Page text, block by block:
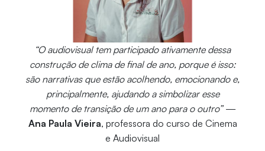
“O audiovisual tem participado ativamente dessa
construção de clima de final de ano, porque é isso:
são narrativas que estão acolhendo, emocionando e,
principalmente, ajudando a simbolizar esse
momento de transição de um ano para o outro”—
Ana Paula Vieira, professora do curso de Cinema
e Audiovisual